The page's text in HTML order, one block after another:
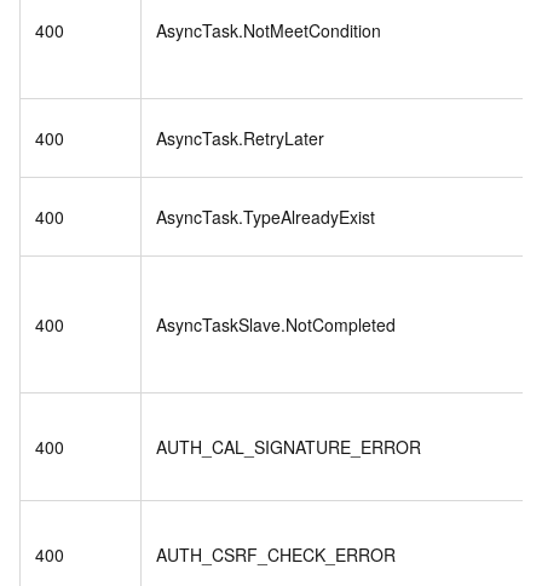
400 AsyncTask.NotMeetCondition
400 AsyncTask.RetryLater
400 AsyncTask.TypeAlreadyExist
400 AsyncTaskSlave.NotCompleted
400 AUTH_CAL_SIGNATURE_ERROR
400 AUTH_CSRF_CHECK_ERROR